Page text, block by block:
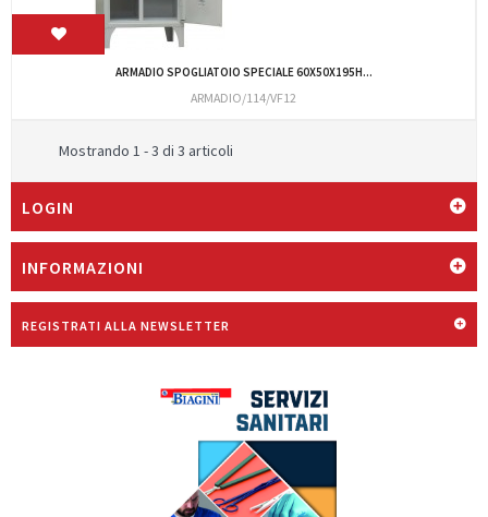
ARMADIO SPOGLIATOIO SPECIALE 60X50X195H...
ARMADIO/114/VF12
Mostrando 1 - 3 di 3 articoli
LOGIN
INFORMAZIONI
REGISTRATI ALLA NEWSLETTER